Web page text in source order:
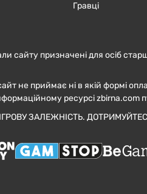
Гравці
сайту призначені для осіб
не приймає ні в якій формі
ресурсі zbirna.com
ЗАЛЕЖНІСТЬ.